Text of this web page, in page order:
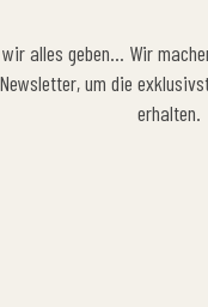
wir alles geben… Wir
um die
erhalten.